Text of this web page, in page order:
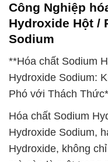
Công Nghiệp
Hydroxide Hột /
Sodium
**Hóa chất Sodium
Hydroxide Sodium:
Phó với Thách
Hóa chất Sodium
Hydroxide Sodium,
Hydroxide, không